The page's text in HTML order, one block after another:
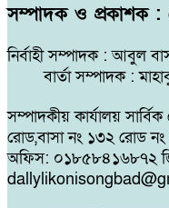
সম্পাদক ও প্রকাশক
নির্বাহী সম্পাদক : আবুল
বার্তা সম্পাদক :
সম্পাদকীয় কার্যালয়
রোড,বাসা নং ১৩২ রোড নং
অফিস: ০১৮৫৮৪১৬৮৭২